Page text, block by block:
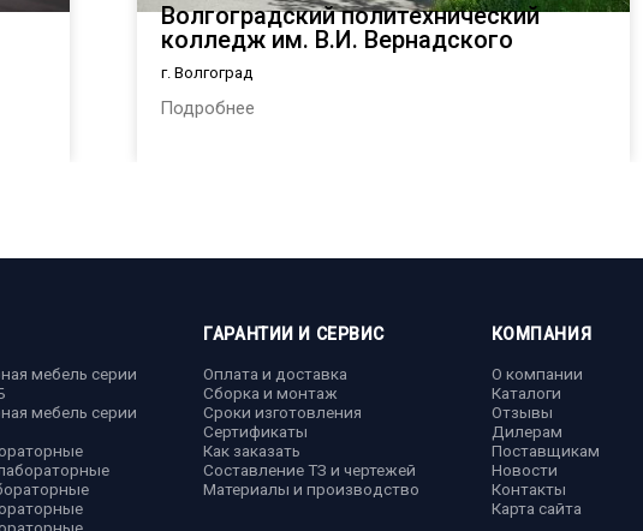
Волгоградский политехнический
колледж им. В.И. Вернадского
г. Волгоград
Подробнее
мебель серии
мебель серии
ГАРАНТИИ И СЕРВИС
Оплата и доставка
Сборка и монтаж
Сроки изготовления
Сертификаты
Как заказать
Составление ТЗ и чертежей
Материалы и производство
КОМПАНИЯ
О компании
Каталоги
Отзывы
Дилерам
Поставщикам
Новости
Контакты
Карта сайта